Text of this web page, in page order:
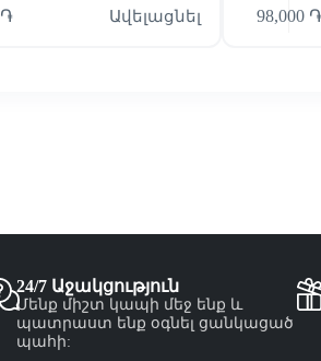
֏ Ավելացնել 98,000 ֏
24/7 Աջակցություն
Մենք միշտ կապի մեջ ենք և
պատրաստ ենք օգնել ցանկացած
պահի: